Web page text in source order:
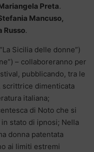
Preta.
Mancuso,
Russo.
Sicilia delle donne”)
– collaboreranno per
pubblicando, tra le
scrittrice dimenticata
italiana;
di Noto che si
stato di ipnosi; Nella
donna patentata
ai limiti estremi